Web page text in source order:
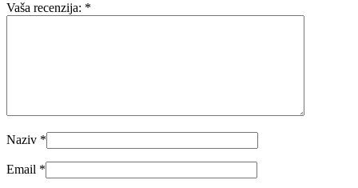
Vaša recenzija: *
Naziv *
Email *